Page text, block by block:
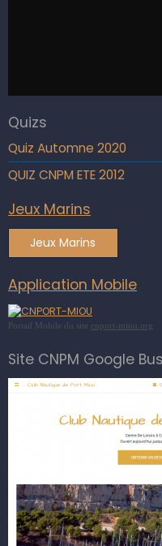
Quizs
Quiz Automne 2020
QUIZ CNPM ETE 2012
Jeux Marins
Jeux Marins
Application Mobile
Portail Mobile du site cnport-miou.org
Site CNPM Google